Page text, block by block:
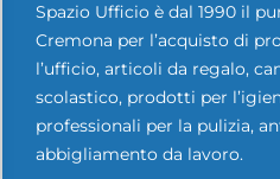
Spazio Ufficio è dal 1990 il
Cremona per l’acquisto di
l’ufficio, articoli da regalo,
scolastico, prodotti per
professionali per la pulizia,
abbigliamento da lavoro.